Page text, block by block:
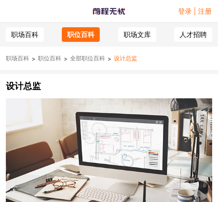
登录 | 注册
职场百科 职位百科 职场文库 人才招聘
职场百科 > 职位百科 > 全部职位百科 > 设计总监
设计总监